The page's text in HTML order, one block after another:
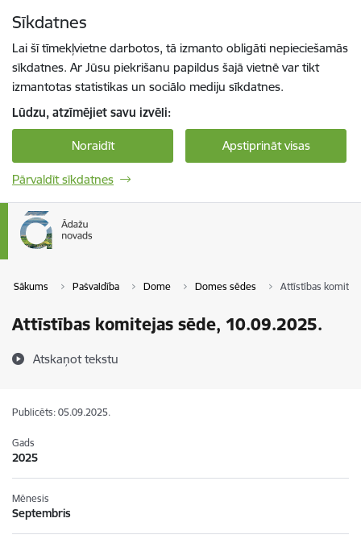
Sīkdatnes
Lai šī tīmekļvietne darbotos, tā izmanto obligāti nepieciešamās
sīkdatnes. Ar Jūsu piekrišanu papildus šajā vietnē var tikt
izmantotas statistikas un sociālo mediju sīkdatnes.
Lūdzu, atzīmējiet savu izvēli:
Noraidīt Apstiprināt visas
Pārvaldīt sīkdatnes
Sākums Pašvaldība Dome Domes sēdes Attīstības
Attīstības komitejas sēde, 10.09.2025.
Atskaņot tekstu
Publicēts: 05.09.2025.
Gads
2025
Mēnesis
Septembris